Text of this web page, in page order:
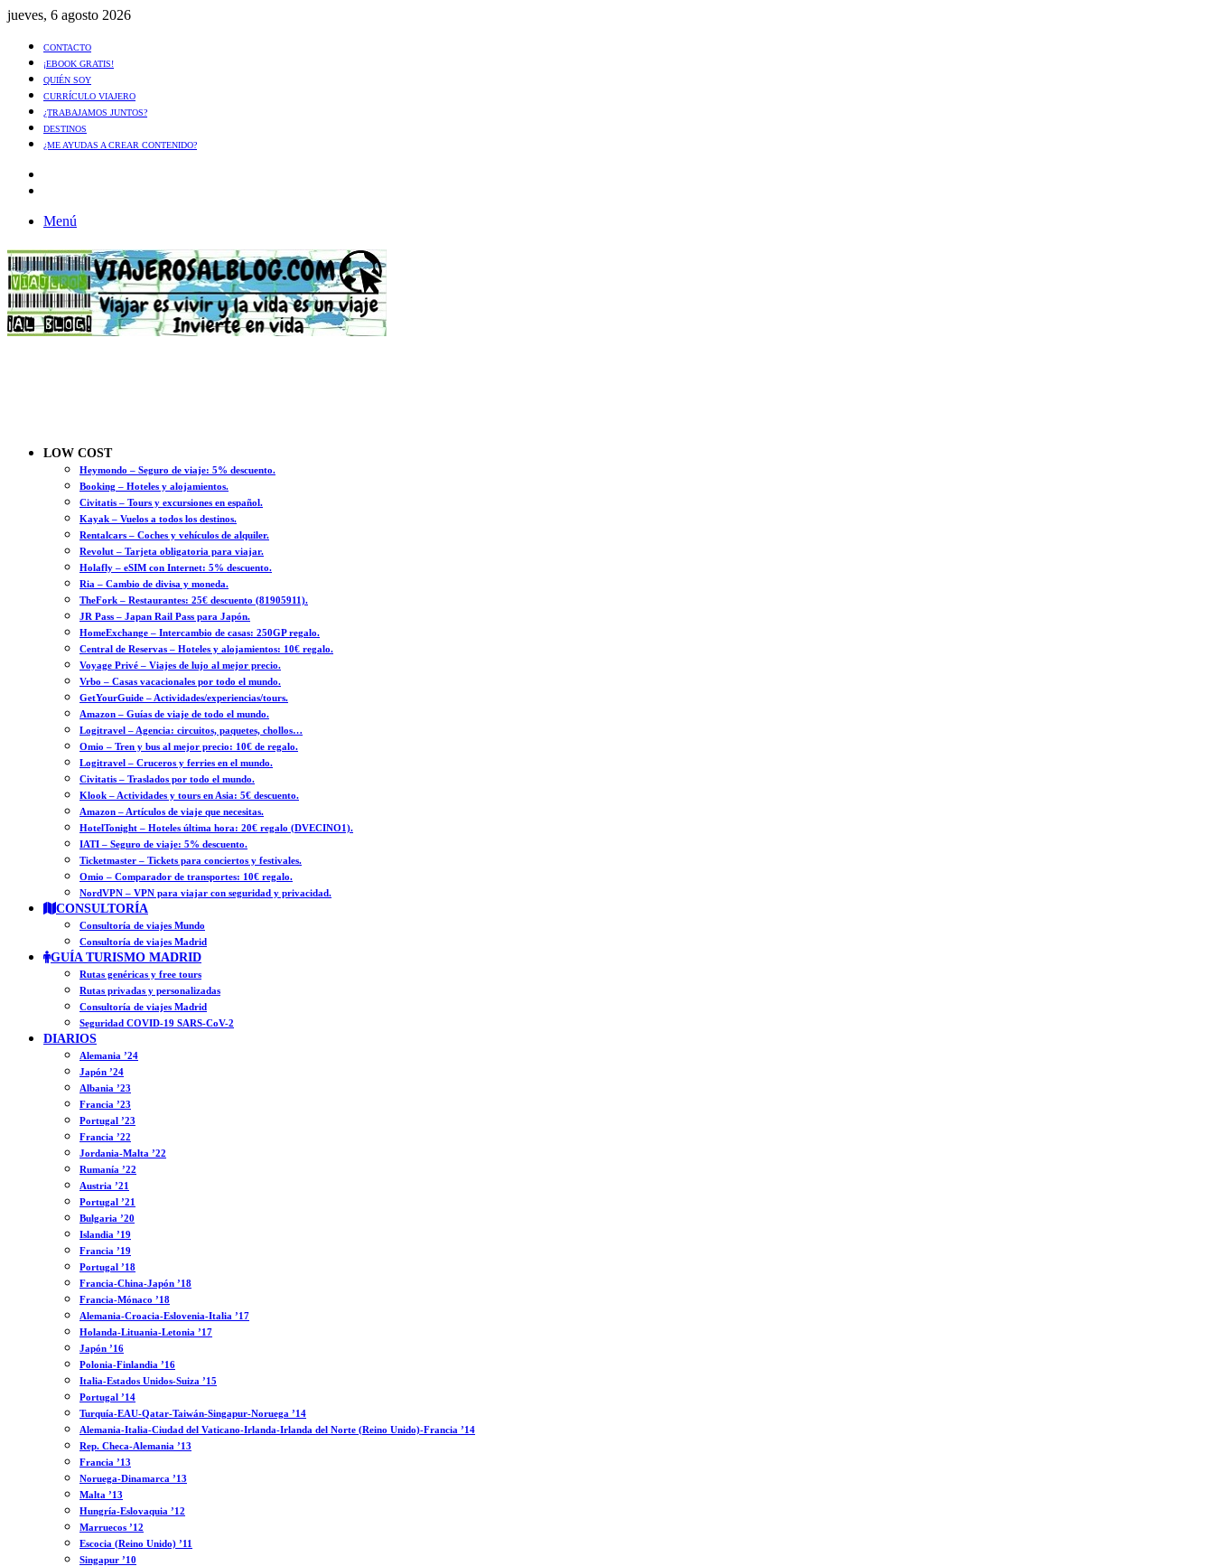
jueves, 6 agosto 2026
CONTACTO
¡EBOOK GRATIS!
QUIÉN SOY
CURRÍCULO VIAJERO
¿TRABAJAMOS JUNTOS?
DESTINOS
¿ME AYUDAS A CREAR CONTENIDO?
Menú
LOW COST
Heymondo – Seguro de viaje: 5% descuento.
Booking – Hoteles y alojamientos.
Civitatis – Tours y excursiones en español.
Kayak – Vuelos a todos los destinos.
Rentalcars – Coches y vehículos de alquiler.
Revolut – Tarjeta obligatoria para viajar.
Holafly – eSIM con Internet: 5% descuento.
Ria – Cambio de divisa y moneda.
TheFork – Restaurantes: 25€ descuento (81905911).
JR Pass – Japan Rail Pass para Japón.
HomeExchange – Intercambio de casas: 250GP regalo.
Central de Reservas – Hoteles y alojamientos: 10€ regalo.
Voyage Privé – Viajes de lujo al mejor precio.
Vrbo – Casas vacacionales por todo el mundo.
GetYourGuide – Actividades/experiencias/tours.
Amazon – Guías de viaje de todo el mundo.
Logitravel – Agencia: circuitos, paquetes, chollos…
Omio – Tren y bus al mejor precio: 10€ de regalo.
Logitravel – Cruceros y ferries en el mundo.
Civitatis – Traslados por todo el mundo.
Klook – Actividades y tours en Asia: 5€ descuento.
Amazon – Artículos de viaje que necesitas.
HotelTonight – Hoteles última hora: 20€ regalo (DVECINO1).
IATI – Seguro de viaje: 5% descuento.
Ticketmaster – Tickets para conciertos y festivales.
Omio – Comparador de transportes: 10€ regalo.
NordVPN – VPN para viajar con seguridad y privacidad.
CONSULTORÍA
Consultoría de viajes Mundo
Consultoría de viajes Madrid
GUÍA TURISMO MADRID
Rutas genéricas y free tours
Rutas privadas y personalizadas
Consultoría de viajes Madrid
Seguridad COVID-19 SARS-CoV-2
DIARIOS
Alemania ’24
Japón ’24
Albania ’23
Francia ’23
Portugal ’23
Francia ’22
Jordania-Malta ’22
Rumanía ’22
Austria ’21
Portugal ’21
Bulgaria ’20
Islandia ’19
Francia ’19
Portugal ’18
Francia-China-Japón ’18
Francia-Mónaco ’18
Alemania-Croacia-Eslovenia-Italia ’17
Holanda-Lituania-Letonia ’17
Japón ’16
Polonia-Finlandia ’16
Italia-Estados Unidos-Suiza ’15
Portugal ’14
Turquía-EAU-Qatar-Taiwán-Singapur-Noruega ’14
Alemania-Italia-Ciudad del Vaticano-Irlanda-Irlanda del Norte (Reino Unido)-Francia ’14
Rep. Checa-Alemania ’13
Francia ’13
Noruega-Dinamarca ’13
Malta ’13
Hungría-Eslovaquia ’12
Marruecos ’12
Escocia (Reino Unido) ’11
Singapur ’10